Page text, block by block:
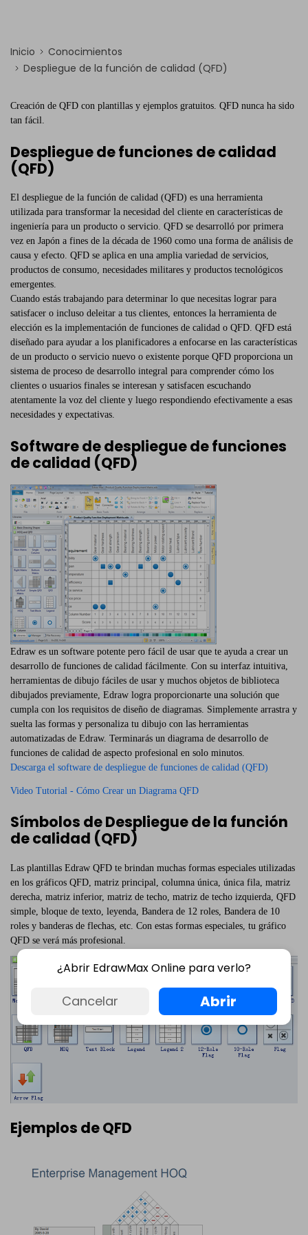
Inicio
Conocimientos
Despliegue de la función de calidad (QFD)
Creación de QFD con plantillas y ejemplos gratuitos. QFD nunca ha sido
tan fácil.
Despliegue de funciones de calidad
(QFD)
El despliegue de la función de calidad (QFD) es una herramienta
utilizada para transformar la necesidad del cliente en características de
ingeniería para un producto o servicio. QFD se desarrolló por primera
vez en Japón a fines de la década de 1960 como una forma de análisis de
causa y efecto. QFD se aplica en una amplia variedad de servicios,
productos de consumo, necesidades militares y productos tecnológicos
emergentes.
Cuando estás trabajando para determinar lo que necesitas lograr para
satisfacer o incluso deleitar a tus clientes, entonces la herramienta de
elección es la implementación de funciones de calidad o QFD. QFD está
diseñado para ayudar a los planificadores a enfocarse en las características
de un producto o servicio nuevo o existente porque QFD proporciona un
sistema de proceso de desarrollo integral para comprender cómo los
clientes o usuarios finales se interesan y satisfacen escuchando
atentamente la voz del cliente y luego respondiendo efectivamente a esas
necesidades y expectativas.
Software de despliegue de funciones
de calidad (QFD)
Edraw es un software potente pero fácil de usar que te ayuda a crear un
desarrollo de funciones de calidad fácilmente. Con su interfaz intuitiva,
herramientas de dibujo fáciles de usar y muchos objetos de biblioteca
dibujados previamente, Edraw logra proporcionarte una solución que
cumpla con los requisitos de diseño de diagramas. Simplemente arrastra y
suelta las formas y personaliza tu dibujo con las herramientas
automatizadas de Edraw. Terminarás un diagrama de desarrollo de
funciones de calidad de aspecto profesional en solo minutos.
Descarga el software de despliegue de funciones de calidad (QFD)
Video Tutorial - Cómo Crear un Diagrama QFD
Símbolos de Despliegue de la función
de calidad (QFD)
Las plantillas Edraw QFD te brindan muchas formas especiales utilizadas
en los gráficos QFD, matriz principal, columna única, única fila, matriz
derecha, matriz inferior, matriz de techo, matriz de techo izquierda, QFD
simple, bloque de texto, leyenda, Bandera de 12 roles, Bandera de 10
roles y banderas de flechas, etc. Con estas formas especiales, tu gráfico
QFD se verá más profesional.
Ejemplos de QFD
¿Abrir EdrawMax Online para verlo?
Cancelar Abrir